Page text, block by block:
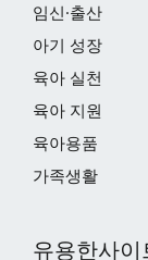
임신·출산
아기 성장
육아 실천
육아 지원
육아용품
가족생활
유용한사이